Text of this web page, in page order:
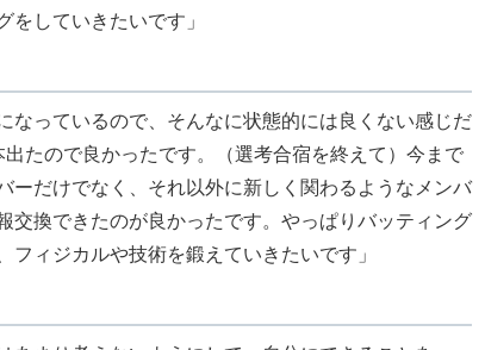
をしていきたいです」
なっているので、そんなに状態的には良くない感じだ
たので良かったです。（選考合宿を終えて）今まで
ーだけでなく、それ以外に新しく関わるようなメンバ
交換できたのが良かったです。やっぱりバッティング
ィジカルや技術を鍛えていきたいです」